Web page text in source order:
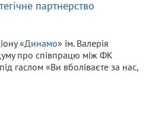
партнерство
«Динамо» ім. Валерія
про співпрацю між ФК
гаслом «Ви вболіваєте за нас,